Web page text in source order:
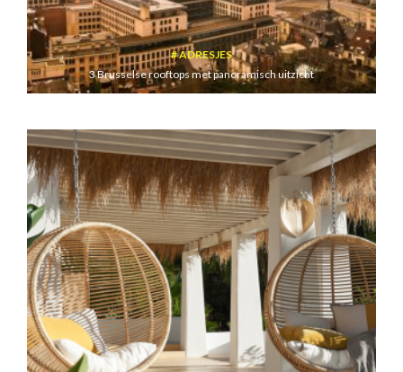
ADRESJES
3 Brusselse rooftops met panoramisch uitzicht